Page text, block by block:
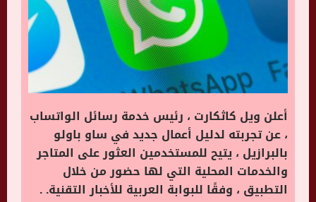
أعلن ويل كاثكارت ، رئيس خدمة رسائل الواتساب
، عن تجربته لدليل أعمال جديد في ساو باولو
بالبرازيل ، يتيح للمستخدمين العثور على المتاجر
والخدمات المحلية التي لها حضور من خلال
التطبيق ، وفقًا للبوابة العربية للأخبار التقنية. .